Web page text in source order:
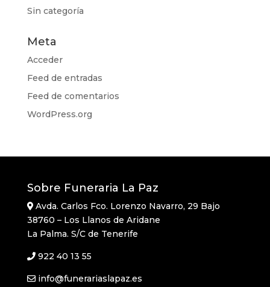
Sin categoría
Meta
Acceder
Feed de entradas
Feed de comentarios
WordPress.org
Sobre Funeraria La Paz
Avda. Carlos Fco. Lorenzo Navarro, 29 Bajo
38760 – Los Llanos de Aridane
La Palma. S/C de Tenerife
922 40 13 55
info@funerariaslapaz.es